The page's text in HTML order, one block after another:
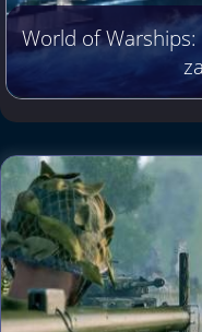
World of